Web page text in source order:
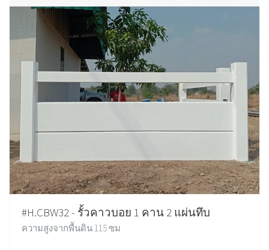
#H.CBW32 - รั้วคาวบอย 1 คาน 2 แผ่นทึบ
ความสูงจากพื้นดิน 115 ซม